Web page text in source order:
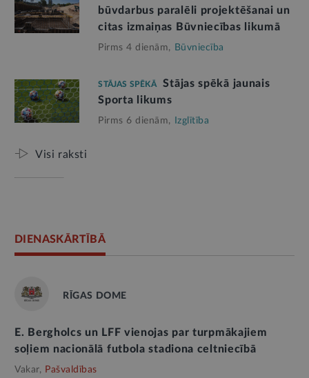
būvdarbus paralēli projektēšanai un
citas izmaiņas Būvniecības likumā
Pirms 4 dienām, Būvniecība
STĀJAS SPĒKĀ
Stājas spēkā jaunais
Sporta likums
Pirms 6 dienām, Izglītība
Visi raksti
DIENASKĀRTĪBĀ
RĪGAS DOME
E. Bergholcs un LFF vienojas par turpmākajiem
soļiem nacionālā futbola stadiona celtniecībā
Vakar, Pašvaldības